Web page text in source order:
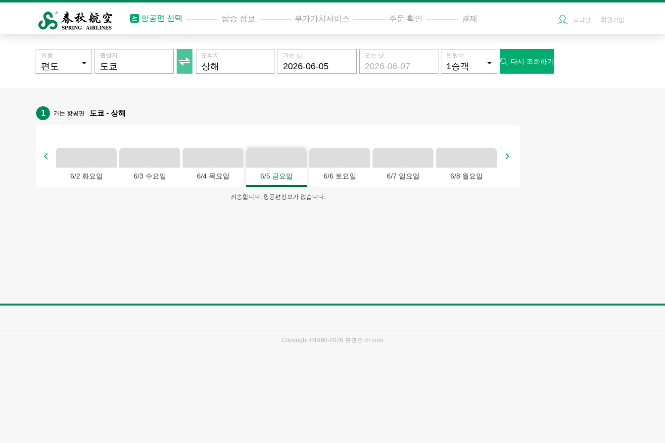
항공편 선택 탑승 정보 부가가치서비스 주문 확인 결제 로그인 회원가입

유형 출발지 도착지 가는 날 오는 날 인원수
 다시 조회하기
1 가는 항공편 도쿄 - 상해
 --
6/2 화요일
--
6/3 수요일
--
6/4 목요일
--
6/5 금요일
--
6/6 토요일
--
6/7 일요일
--
6/8 월요일

죄송합니다. 항공편정보가 없습니다.
Copyright ©1998-2026 판권은 ch.com